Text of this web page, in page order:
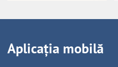
Aplicația mobilă